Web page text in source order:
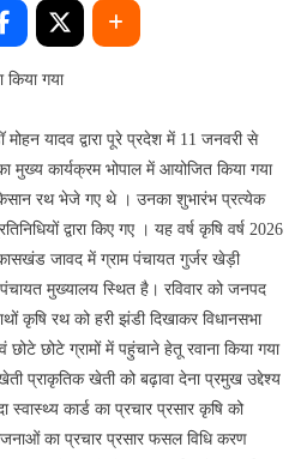
गया
किया गया
यादव द्वारा पूरे प्रदेश में 11 जनवरी से
मुख्य कार्यक्रम भोपाल में आयोजित किया गया
रथ भेजे गए थे । उनका शुभारंभ प्रत्येक
द्वारा किए गए । यह वर्ष कृषि वर्ष 2026
जावद में ग्राम पंचायत गुर्जर खेड़ी
मुख्यालय स्थित है। रविवार को जनपद
कृषि रथ को हरी झंडी दिखाकर विधानसभा
छोटे ग्रामों में पहुंचाने हेतू रवाना किया गया
प्राकृतिक खेती को बढ़ावा देना प्रमुख उद्देश्य
कार्ड का प्रचार प्रसार कृषि को
का प्रचार प्रसार फसल विधि करण